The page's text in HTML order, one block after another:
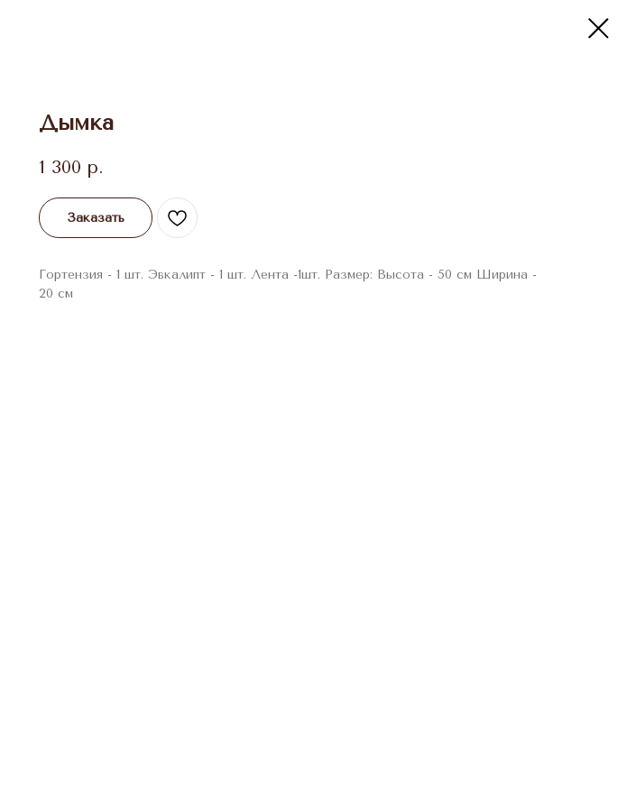
Дымка
1 300 р.
Заказать
Гортензия - 1 шт. Эвкалипт - 1 шт. Лента -1шт. Размер: Высота - 50 см Ширина -
20 см